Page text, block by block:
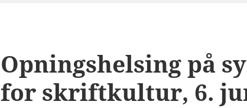
Opningshelsing på
for skriftkultur, 6.